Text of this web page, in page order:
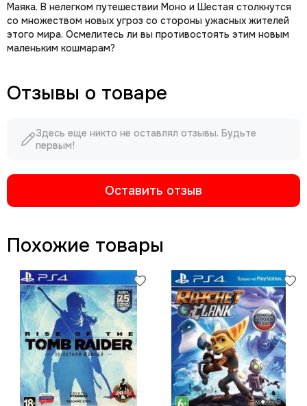
Маяка. В нелегком путешествии Моно и Шестая столкнутся
со множеством новых угроз со стороны ужасных жителей
этого мира. Осмелитесь ли вы противостоять этим новым
маленьким кошмарам?
Отзывы о товаре
Здесь еще никто не оставлял отзывы. Будьте
первым!
Оставить отзыв
Похожие товары